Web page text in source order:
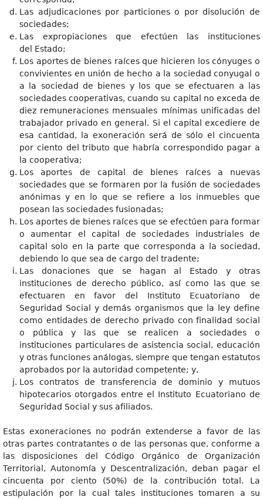
Las adjudicaciones por particiones o por disolución de
sociedades;
Las expropiaciones que efectúen las instituciones
del Estado;
Los aportes de bienes raíces que hicieren los cónyuges o
convivientes en unión de hecho a la sociedad conyugal o
a la sociedad de bienes y los que se efectuaren a las
sociedades cooperativas, cuando su capital no exceda de
diez remuneraciones mensuales mínimas unificadas del
trabajador privado en general. Si el capital excediere de
esa cantidad, la exoneración será de sólo el cincuenta
por ciento del tributo que habría correspondido pagar a
la cooperativa;
Los aportes de capital de bienes raíces a nuevas
sociedades que se formaren por la fusión de sociedades
anónimas y en lo que se refiere a los inmuebles que
posean las sociedades fusionadas;
Los aportes de bienes raíces que se efectúen para formar
o aumentar el capital de sociedades industriales de
capital solo en la parte que corresponda a la sociedad,
debiendo lo que sea de cargo del tradente;
Las donaciones que se hagan al Estado y otras
instituciones de derecho público, así como las que se
efectuaren en favor del Instituto Ecuatoriano de
Seguridad Social y demás organismos que la ley define
como entidades de derecho privado con finalidad social
o pública y las que se realicen a sociedades o
instituciones particulares de asistencia social, educación
y otras funciones análogas, siempre que tengan estatutos
aprobados por la autoridad competente; y,
Los contratos de transferencia de dominio y mutuos
hipotecarios otorgados entre el Instituto Ecuatoriano de
Seguridad Social y sus afiliados.
Estas exoneraciones no podrán extenderse a favor de las
otras partes contratantes o de las personas que, conforme a
las disposiciones del Código Orgánico de Organización
Territorial, Autonomía y Descentralización, deban pagar el
cincuenta por ciento (50%) de la contribución total. La
estipulación por la cual tales instituciones tomaren a su